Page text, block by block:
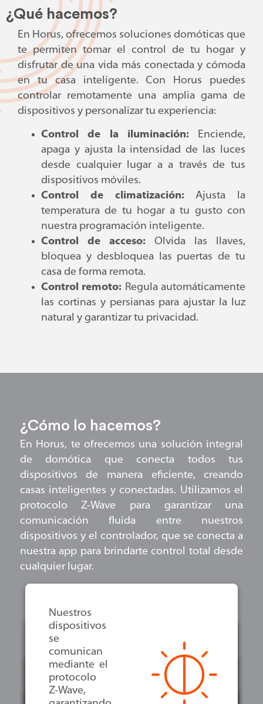
¿Qué hacemos?
En Horus, ofrecemos soluciones domóticas que
te permiten tomar el control de tu hogar y
disfrutar de una vida más conectada y cómoda
en tu casa inteligente. Con Horus puedes
controlar remotamente una amplia gama de
dispositivos y personalizar tu experiencia:
Control de la iluminación:Enciende,
apaga y ajusta la intensidad de las luces
desde cualquier lugar a a través de tus
dispositivos móviles.
Control de climatización:Ajusta la
temperatura de tu hogar a tu gusto con
nuestra programación inteligente.
Control de acceso: Olvida las llaves,
bloquea y desbloquea las puertas de tu
casa de forma remota.
Control remoto: Regula automáticamente
las cortinas y persianas para ajustar la luz
natural y garantizar tu privacidad.
¿Cómo lo hacemos?
En Horus, te ofrecemos una solución integral
de domótica que conecta todos tus
dispositivos de manera eficiente, creando
casas inteligentes y conectadas. Utilizamos el
protocolo Z-Wave para garantizar una
comunicación fluida entre nuestros
dispositivos y el controlador, que se conecta a
nuestra app para brindarte control total desde
cualquier lugar.
Nuestros
dispositivos
se
comunican
mediante el
protocolo
Z-Wave,
Actúa como
el cerebro
del sistema,
gestionando
y
Controla tu
hogar desde